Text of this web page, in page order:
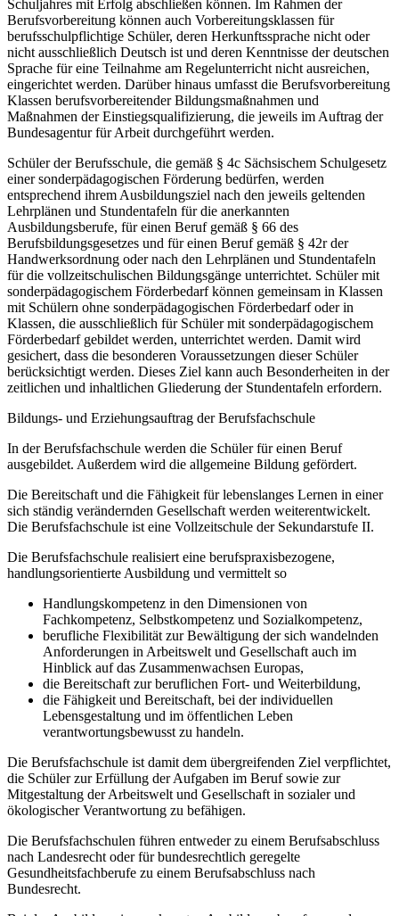
Schuljahres mit Erfolg abschließen können. Im Rahmen der
Berufsvorbereitung können auch Vorbereitungsklassen für
berufsschulpflichtige Schüler, deren Herkunftssprache nicht oder
nicht ausschließlich Deutsch ist und deren Kenntnisse der deutschen
Sprache für eine Teilnahme am Regelunterricht nicht ausreichen,
eingerichtet werden. Darüber hinaus umfasst die Berufsvorbereitung
Klassen berufsvorbereitender Bildungsmaßnahmen und
Maßnahmen der Einstiegsqualifizierung, die jeweils im Auftrag der
Bundesagentur für Arbeit durchgeführt werden.
Schüler der Berufsschule, die gemäß § 4c Sächsischem Schulgesetz
einer sonderpädagogischen Förderung bedürfen, werden
entsprechend ihrem Ausbildungsziel nach den jeweils geltenden
Lehrplänen und Stundentafeln für die anerkannten
Ausbildungsberufe, für einen Beruf gemäß § 66 des
Berufsbildungsgesetzes und für einen Beruf gemäß § 42r der
Handwerksordnung oder nach den Lehrplänen und Stundentafeln
für die vollzeitschulischen Bildungsgänge unterrichtet. Schüler mit
sonderpädagogischem Förderbedarf können gemeinsam in Klassen
mit Schülern ohne sonderpädagogischen Förderbedarf oder in
Klassen, die ausschließlich für Schüler mit sonderpädagogischem
Förderbedarf gebildet werden, unterrichtet werden. Damit wird
gesichert, dass die besonderen Voraussetzungen dieser Schüler
berücksichtigt werden. Dieses Ziel kann auch Besonderheiten in der
zeitlichen und inhaltlichen Gliederung der Stundentafeln erfordern.
Bildungs- und Erziehungsauftrag der Berufsfachschule
In der Berufsfachschule werden die Schüler für einen Beruf
ausgebildet. Außerdem wird die allgemeine Bildung gefördert.
Die Bereitschaft und die Fähigkeit für lebenslanges Lernen in einer
sich ständig verändernden Gesellschaft werden weiterentwickelt.
Die Berufsfachschule ist eine Vollzeitschule der Sekundarstufe II.
Die Berufsfachschule realisiert eine berufspraxisbezogene,
handlungsorientierte Ausbildung und vermittelt so
Handlungskompetenz in den Dimensionen von
Fachkompetenz, Selbstkompetenz und Sozialkompetenz,
berufliche Flexibilität zur Bewältigung der sich wandelnden
Anforderungen in Arbeitswelt und Gesellschaft auch im
Hinblick auf das Zusammenwachsen Europas,
die Bereitschaft zur beruflichen Fort- und Weiterbildung,
die Fähigkeit und Bereitschaft, bei der individuellen
Lebensgestaltung und im öffentlichen Leben
verantwortungsbewusst zu handeln.
Die Berufsfachschule ist damit dem übergreifenden Ziel verpflichtet,
die Schüler zur Erfüllung der Aufgaben im Beruf sowie zur
Mitgestaltung der Arbeitswelt und Gesellschaft in sozialer und
ökologischer Verantwortung zu befähigen.
Die Berufsfachschulen führen entweder zu einem Berufsabschluss
nach Landesrecht oder für bundesrechtlich geregelte
Gesundheitsfachberufe zu einem Berufsabschluss nach
Bundesrecht.